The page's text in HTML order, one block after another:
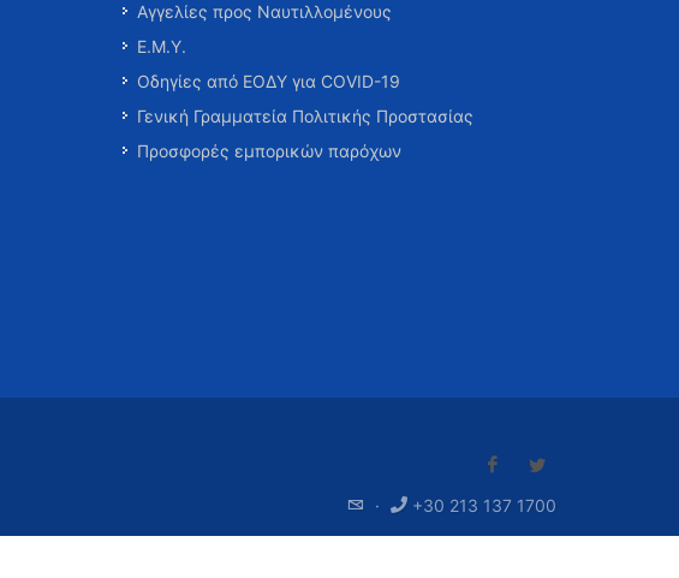
Αγγελίες προς Ναυτιλλομένους
Ε.Μ.Υ.
Οδηγίες από ΕΟΔΥ για COVID-19
Γενική Γραμματεία Πολιτικής Προστασίας
Προσφορές εμπορικών παρόχων
· +30 213 137 1700